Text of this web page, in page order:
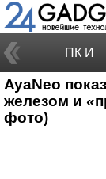
ПК И
AyaNeo
железом и
фото)